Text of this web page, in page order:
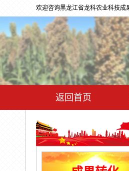
欢迎咨询黑龙江省龙科农业科技
返回首页